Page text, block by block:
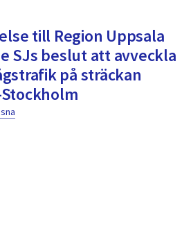
att
välja
något
av
till Region Uppsala
SJs beslut att avveckla
på sträckan